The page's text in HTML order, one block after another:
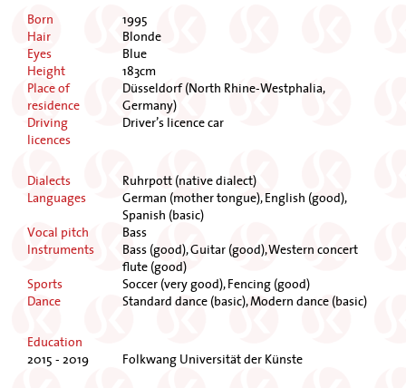
Born 1995
Hair Blonde
Eyes Blue
Height 183cm
Place of
residence
Düsseldorf (North Rhine-Westphalia,
Germany)
Driving
licences
Driver’s licence car
Dialects Ruhrpott (native dialect)
Languages German (mother tongue), English (good),
Spanish (basic)
Vocal pitch Bass
Instruments Bass (good), Guitar (good), Western concert
flute (good)
Sports Soccer (very good), Fencing (good)
Dance
Standard dance (basic), Modern dance (basic)
Education
2015 - 2019
Folkwang Universität der Künste